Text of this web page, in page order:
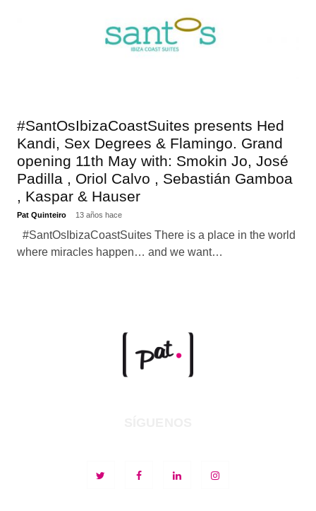
#SantOsIbizaCoastSuites presents Hed
Kandi, Sex Degrees & Flamingo. Grand
opening 11th May with: Smokin Jo, José
Padilla , Oriol Calvo , Sebastián Gamboa
, Kaspar & Hauser
Pat Quinteiro 13 años hace
#SantOsIbizaCoastSuites There is a place in the world
where miracles happen… and we want…